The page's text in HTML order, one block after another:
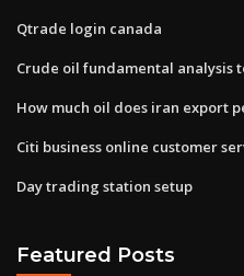
Qtrade login canada
Crude oil fundamental analysis
How much oil does iran export
Citi business online customer
Day trading station setup
Featured Posts